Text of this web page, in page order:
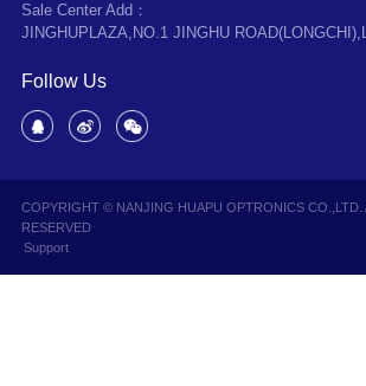
Sale Center Add：
JINGHUPLAZA,NO.1 JINGHU
Follow Us
COPYRIGHT © NANJING HUAPU OPTRONICS CO.,LTD.
RESERVED
Support